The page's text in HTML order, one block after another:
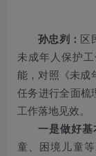
孙忠刿： 区
未成年人保护
能，对照《未成
任务进行全面梳
工作落地见效。
一是做好基
童、困境儿童